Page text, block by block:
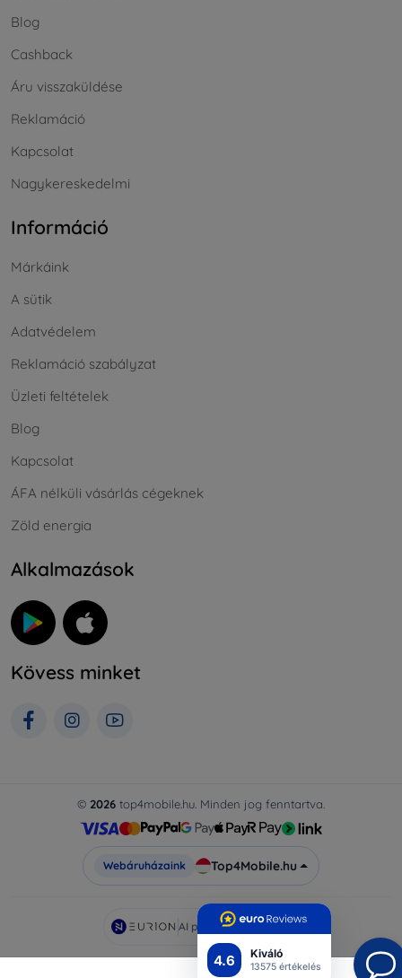
4.6 Kiváló
13575 értékelés
Blog
Cashback
Áru visszaküldése
Reklamáció
Kapcsolat
Nagykereskedelmi
Információ
Márkáink
A sütik
Adatvédelem
Reklamáció szabályzat
Üzleti feltételek
Blog
Kapcsolat
ÁFA nélküli vásárlás cégeknek
Zöld energia
Alkalmazások
Kövess minket
© 2026 top4mobile.hu. Minden jog fenntartva.
Webáruházaink Top4Mobile.hu
AI powered byEurion